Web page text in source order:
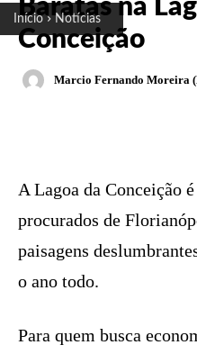
Início Notícias
Baratas na
Conceição
Marcio Fernando Moreira
A Lagoa da Conceição
procurados de
paisagens
o ano todo.
Para quem busca